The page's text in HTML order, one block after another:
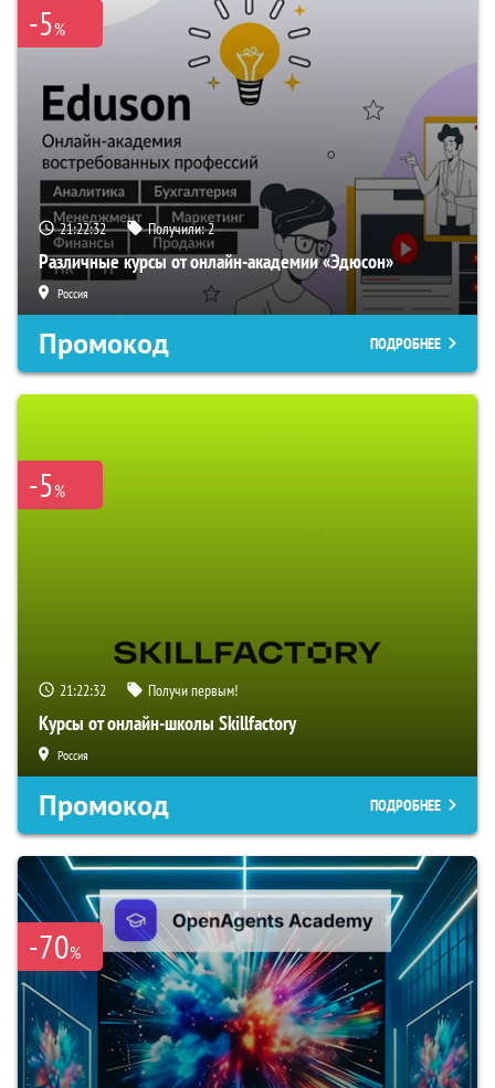
-5%
21:22:31 Получили:2
Различные курсы от онлайн-академии «Эдюсон»
Россия
Промокод ПОДРОБНЕЕ
-5%
21:22:31 Получи первым!
Курсы от онлайн-школы Skillfactory
Россия
Промокод ПОДРОБНЕЕ
-70%